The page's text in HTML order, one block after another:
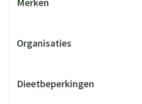
Organisaties
Dieetbeperkingen